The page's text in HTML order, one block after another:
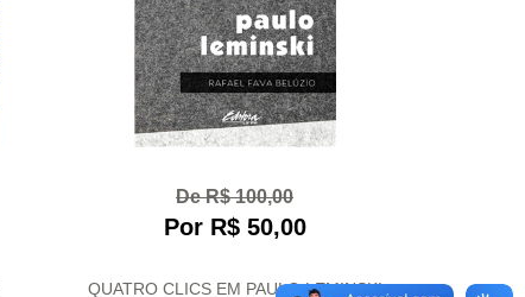
De R$ 100,00
Por R$ 50,00
QUATRO CLICS EM PAULO LEMINSKI